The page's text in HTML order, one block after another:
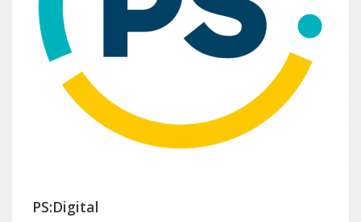
PS:Digital